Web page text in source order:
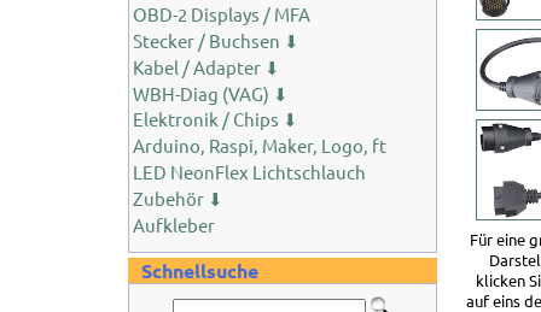
OBD-2 Displays / MFA
Stecker / Buchsen ⬇
Kabel / Adapter ⬇
WBH-Diag (VAG) ⬇
Elektronik / Chips ⬇
Arduino, Raspi, Maker, Logo, ft
LED NeonFlex Lichtschlauch
Zubehör ⬇
Aufkleber
Schnellsuche
Für eine
klicken
auf eins